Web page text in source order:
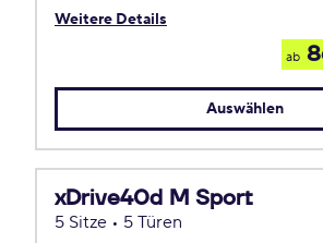
Weitere Details
ab
Auswählen
xDrive40d M Sport
5 Sitze • 5 Türen